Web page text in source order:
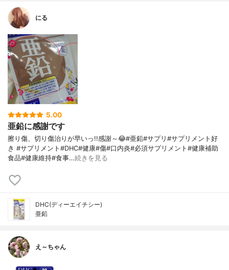
にる
5.00
亜鉛に感謝です
擦り傷、切り傷治りが早いっ!!感謝～😂#亜鉛#サプリ#サプリメント好
き #サプリメント#DHC#健康#傷#口内炎#必須サプリメント#健康補助
食品#健康維持#食事…続きを見る
DHC(ディーエイチシー)
亜鉛
え～ちゃん